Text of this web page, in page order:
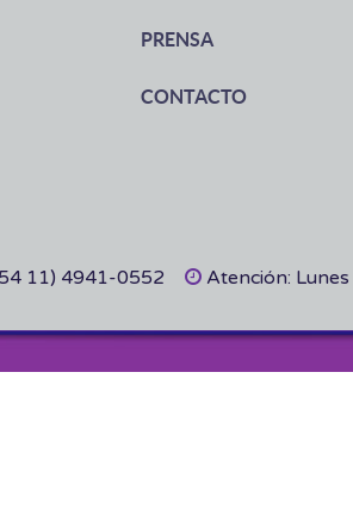
PRENSA
CONTACTO
11) 4941-0552 Atención: